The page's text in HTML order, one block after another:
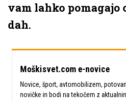
vam lahko pomagajo
dah.
Moškisvet.com e-novice
Novice, šport, avtomobilizem,
novičke in bodi na tekočem z